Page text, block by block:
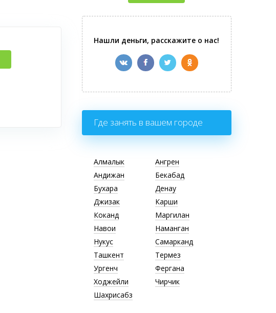
Нашли деньги, расскажите о нас!
Где занять в вашем городе
Алмалык
Ангрен
Андижан
Бекабад
Бухара
Денау
Джизак
Карши
Коканд
Маргилан
Навои
Наманган
Нукус
Самарканд
Ташкент
Термез
Ургенч
Фергана
Ходжейли
Чирчик
Шахрисабз